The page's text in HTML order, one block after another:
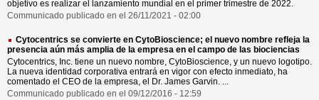
objetivo es realizar el lanzamiento mundial en el primer trimestre de 2022.
Communicado publicado en el 26/11/2021 - 02:00
Cytocentrics se convierte en CytoBioscience; el nuevo nombre refleja la
presencia aún más amplia de la empresa en el campo de las biociencias
Cytocentrics, Inc. tiene un nuevo nombre, CytoBioscience, y un nuevo logotipo.
La nueva identidad corporativa entrará en vigor con efecto inmediato, ha
comentado el CEO de la empresa, el Dr. James Garvin. ...
Communicado publicado en el 09/12/2016 - 12:59